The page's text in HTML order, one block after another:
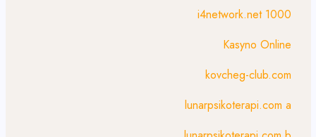
i4network.net 1000
Kasyno Online
kovcheg-club.com
lunarpsikoterapi.com a